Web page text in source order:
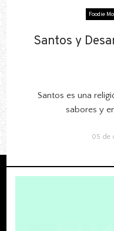
Foodie
Santos y
Santos y
Santos es una
sabores y
05 de